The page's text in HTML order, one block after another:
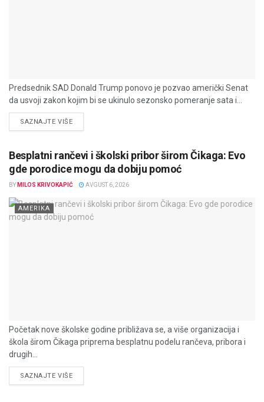
Predsednik SAD Donald Trump ponovo je pozvao američki Senat
da usvoji zakon kojim bi se ukinulo sezonsko pomeranje sata i...
SAZNAJTE VIŠEDETAILS
Besplatni rančevi i školski pribor širom Čikaga: Evo
gde porodice mogu da dobiju pomoć
BY MILOS KRIVOKAPIĆ AVGUST 6, 2026
AMERIKA
Početak nove školske godine približava se, a više organizacija i
škola širom Čikaga priprema besplatnu podelu rančeva, pribora i
drugih...
SAZNAJTE VIŠEDETAILS